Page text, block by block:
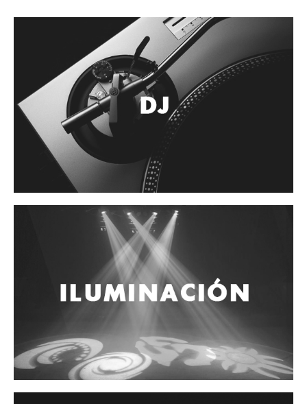
Cuerdas
Guitarra Metal
Guitarra Nylon
Guitarra Electrica
Violin
Otros instrumentos de arco
Otros instrumentos de Cuerdas